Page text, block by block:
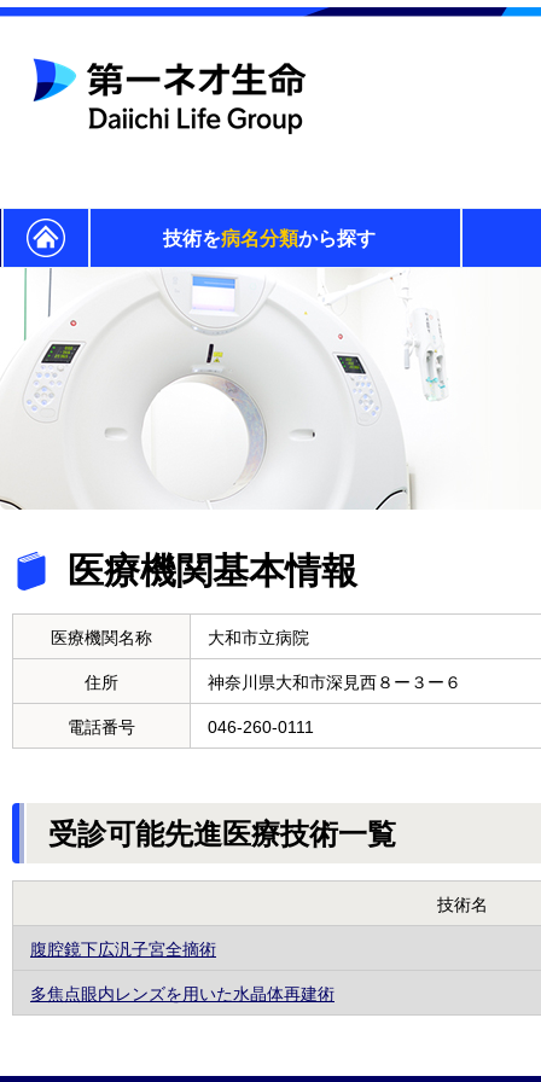
技術を病名分類から探す
医療機関基本情報
医療機関名称 大和市立病院
住所 神奈川県大和市深見西８ー３ー６
電話番号 046-260-0111
受診可能先進医療技術一覧
技術名
腹腔鏡下広汎子宮全摘術
多焦点眼内レンズを用いた水晶体再建術